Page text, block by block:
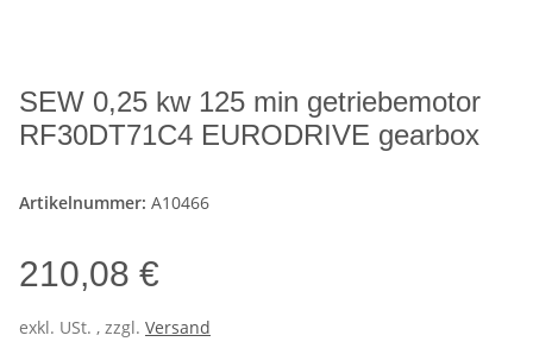
SEW 0,25 kw 125 min getriebemotor
RF30DT71C4 EURODRIVE gearbox
Artikelnummer: A10466
210,08 €
exkl. USt. , zzgl. Versand